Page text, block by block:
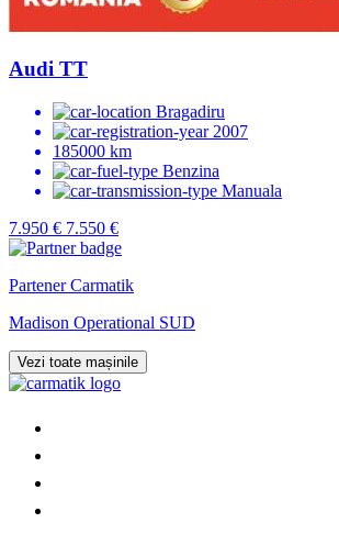
Audi TT
Bragadiru
2007
185000 km
Benzina
Manuala
7.950 € 7.550 €
Partener Carmatik
Madison Operational SUD
Vezi toate mașinile